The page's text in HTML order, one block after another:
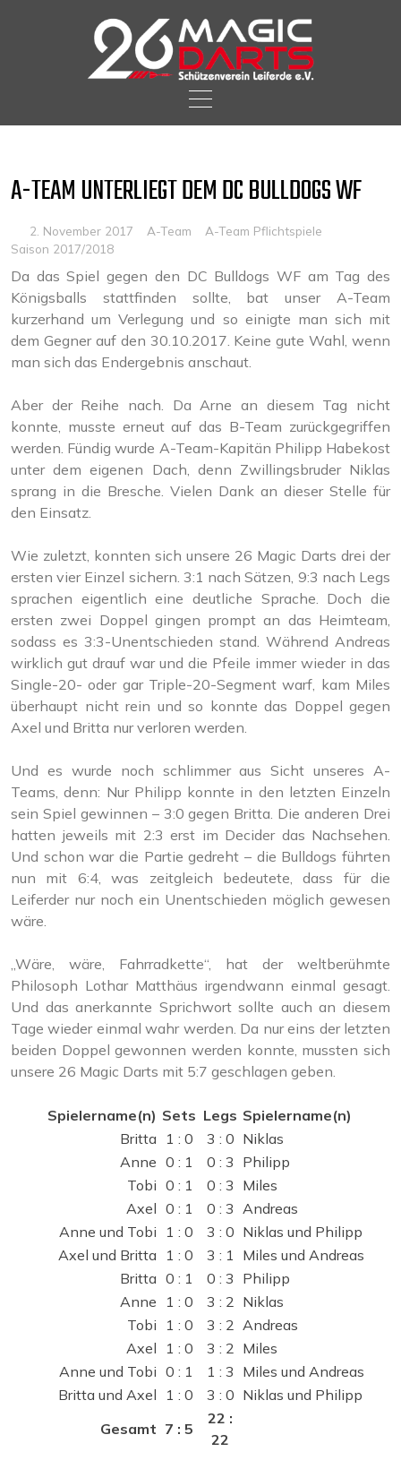
content
A-TEAM UNTERLIEGT DEM DC BULLDOGS WF
2. November 2017 A-Team
A-Team Pflichtspiele
Saison 2017/2018
Da das Spiel gegen den DC Bulldogs WF am Tag des
Königsballs stattfinden sollte, bat unser A-Team
kurzerhand um Verlegung und so einigte man sich mit
dem Gegner auf den 30.10.2017. Keine gute Wahl, wenn
man sich das Endergebnis anschaut.
Aber der Reihe nach. Da Arne an diesem Tag nicht
konnte, musste erneut auf das B-Team zurückgegriffen
werden. Fündig wurde A-Team-Kapitän Philipp Habekost
unter dem eigenen Dach, denn Zwillingsbruder Niklas
sprang in die Bresche. Vielen Dank an dieser Stelle für
den Einsatz.
Wie zuletzt, konnten sich unsere 26 Magic Darts drei der
ersten vier Einzel sichern. 3:1 nach Sätzen, 9:3 nach Legs
sprachen eigentlich eine deutliche Sprache. Doch die
ersten zwei Doppel gingen prompt an das Heimteam,
sodass es 3:3-Unentschieden stand. Während Andreas
wirklich gut drauf war und die Pfeile immer wieder in das
Single-20- oder gar Triple-20-Segment warf, kam Miles
überhaupt nicht rein und so konnte das Doppel gegen
Axel und Britta nur verloren werden.
Und es wurde noch schlimmer aus Sicht unseres A-
Teams, denn: Nur Philipp konnte in den letzten Einzeln
sein Spiel gewinnen – 3:0 gegen Britta. Die anderen Drei
hatten jeweils mit 2:3 erst im Decider das Nachsehen.
Und schon war die Partie gedreht – die Bulldogs führten
nun mit 6:4, was zeitgleich bedeutete, dass für die
Leiferder nur noch ein Unentschieden möglich gewesen
wäre.
„Wäre, wäre, Fahrradkette“, hat der weltberühmte
Philosoph Lothar Matthäus irgendwann einmal gesagt.
Und das anerkannte Sprichwort sollte auch an diesem
Tage wieder einmal wahr werden. Da nur eins der letzten
beiden Doppel gewonnen werden konnte, mussten sich
unsere 26 Magic Darts mit 5:7 geschlagen geben.
Spielername(n) Sets Legs Spielername(n)
Britta 1 : 0 3 : 0 Niklas
Anne 0 : 1 0 : 3 Philipp
Tobi 0 : 1 0 : 3 Miles
Axel 0 : 1 0 : 3 Andreas
Anne und Tobi
1 : 0 3 : 0 Niklas und Philipp
Axel und Britta 1 : 0 3 : 1 Miles und Andreas
Britta 0 : 1 0 : 3 Philipp
Anne
1 : 0 3 : 2 Niklas
Tobi
1 : 0 3 : 2 Andreas
Axel
1 : 0 3 : 2 Miles
Anne und Tobi 0 : 1 1 : 3 Miles und Andreas
Britta und Axel
1 : 0 3 : 0 Niklas und Philipp
Gesamt 7 : 5
22 :
22